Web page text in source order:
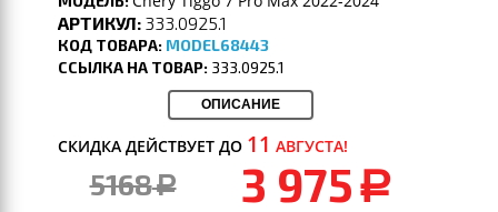
АРТИКУЛ: 333.0925.1
КОД ТОВАРА: MODEL68443
ССЫЛКА НА ТОВАР: 333.0925.1
ОПИСАНИЕ
СКИДКА ДЕЙСТВУЕТ ДО 11 АВГУСТА!
5168a 3 975 a